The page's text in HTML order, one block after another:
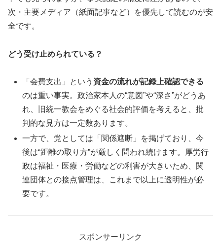
次・主要メディア（紙面記事など）を優先して読むのが安
全です。
どう受け止められている？
「会費支出」という 資金の流れが記録上確認できる
のは重い事実。政治家本人の“意図”や“深さ”がどうあ
れ、旧統一教会をめぐる社会的評価を考えると、批
判的な見方は一定数あります。
一方で、党としては「関係遮断」を掲げており、今
後は“距離の取り方”が厳しく問われ続けます。厚労行
政は福祉・医療・労働などの利害が大きいため、関
連団体との接点管理は、これまで以上に透明性が必
要です。
スポンサーリンク